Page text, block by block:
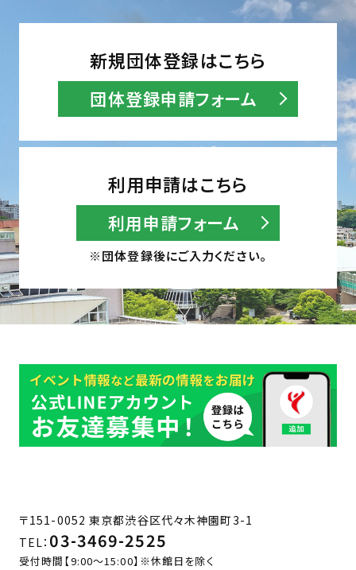
新規団体登録はこちら
団体登録申請フォーム
利用申請はこちら
利用申請フォーム
※団体登録後にご入力ください。
〒151-0052 東京都渋谷区代々木神園町3-1
TEL： 03-3469-2525
受付時間【9:00～15:00】※休館日を除く